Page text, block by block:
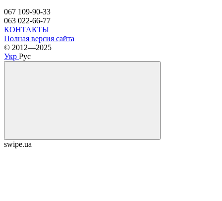
067 109-90-33
063 022-66-77
КОНТАКТЫ
Полная версия сайта
© 2012—2025
Укр Рус
swipe.ua